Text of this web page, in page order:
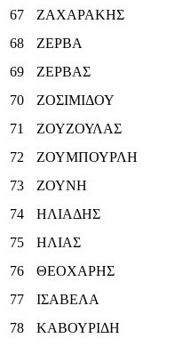
67
ΖΑΧΑΡΑΚΗΣ
68
ΖΕΡΒΑ
69
ΖΕΡΒΑΣ
70
ΖΟΣΙΜΙΔΟΥ
71
ΖΟΥΖΟΥΛΑΣ
72
ΖΟΥΜΠΟΥΡΛΗ
73
ΖΟΥΝΗ
74
ΗΛΙΑΔΗΣ
75
ΗΛΙΑΣ
76
ΘΕΟΧΑΡΗΣ
77
ΙΣΑΒΕΛΑ
78
ΚΑΒΟΥΡΙΔΗ